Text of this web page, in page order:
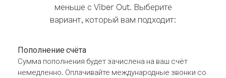
меньше с Viber Out. Выберите
вариант, который вам подходит:
Пополнение счёта
Сумма пополнения будет зачислена на ваш счёт
немедленно. Оплачивайте международные звонки со